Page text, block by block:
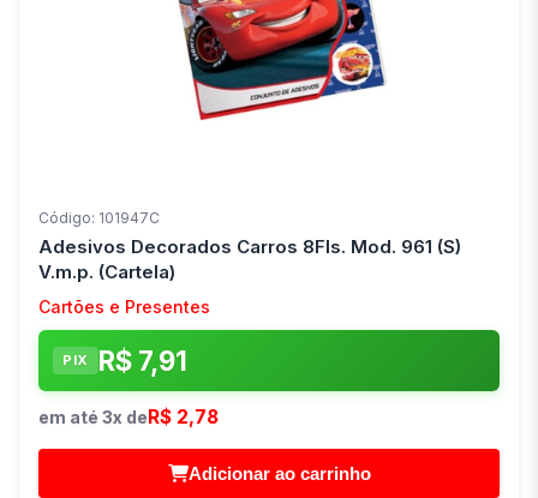
Código: 101947C
Adesivos Decorados Carros 8Fls. Mod. 961 (S)
V.m.p. (Cartela)
Cartões e Presentes
PIX R$ 7,91
em até 3x de R$ 2,78
Adicionar ao carrinho